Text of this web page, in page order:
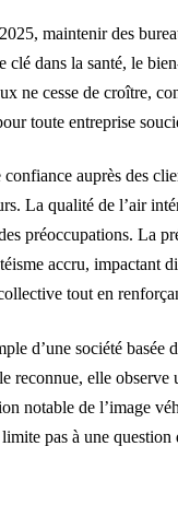
maintenir des
clé dans la santé, le
ne cesse de croître,
toute entreprise
auprès des
La qualité de l’air
préoccupations. La
accru, impactant
tout en
d’une société
reconnue, elle
notable de l’image
pas à une